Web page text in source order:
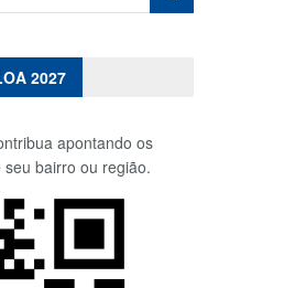
2027
apontando os
bairro ou região.